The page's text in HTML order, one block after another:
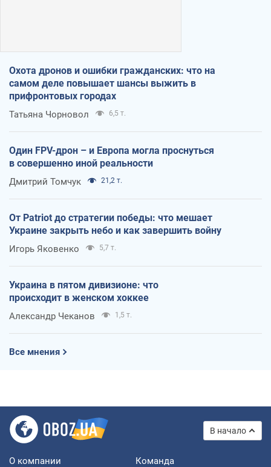
Охота дронов и ошибки гражданских: что на
самом деле повышает шансы выжить в
прифронтовых городах
Татьяна Чорновол 6,5 т.
Один FPV-дрон – и Европа могла проснуться
в совершенно иной реальности
Дмитрий Томчук 21,2 т.
От Patriot до стратегии победы: что мешает
Украине закрыть небо и как завершить войну
Игорь Яковенко 5,7 т.
Украина в пятом дивизионе: что
происходит в женском хоккее
Александр Чеканов 1,5 т.
Все мнения
В начало
О компании Команда